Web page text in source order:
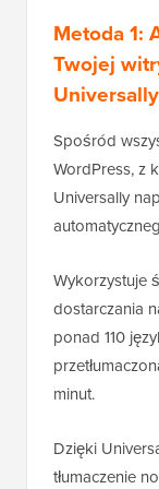
Metoda 1:
Twojej
Spośród
WordPress, z
Universally
Wykorzystuje
dostarczania
ponad 110
minut.
Dzięki
tłumaczenie